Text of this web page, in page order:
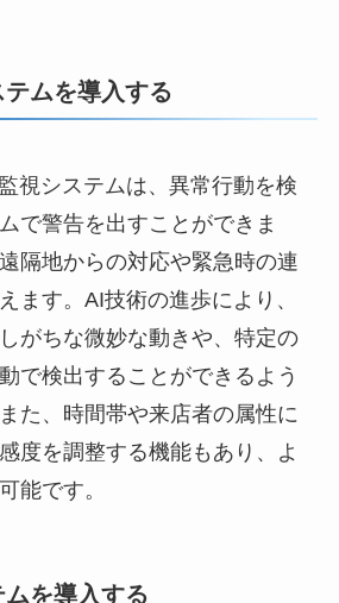
ムを導入する
視システムは、異常行動を検
で警告を出すことができま
隔地からの対応や緊急時の連
ます。AI技術の進歩により、
がちな微妙な動きや、特定の
で検出することができるよう
た、時間帯や来店者の属性に
度を調整する機能もあり、よ
能です。
を導入する